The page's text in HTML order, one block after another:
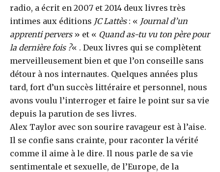
radio, a écrit en 2007 et 2014 deux livres très
intimes aux éditions JC Lattès: « Journal d’un
apprenti pervers» et « Quand as-tu vu ton père pour
la dernière fois ?« . Deux livres qui se complètent
merveilleusement bien et que l’on conseille sans
détour à nos internautes. Quelques années plus
tard, fort d’un succès littéraire et personnel, nous
avons voulu l’interroger et faire le point sur sa vie
depuis la parution de ses livres.
Alex Taylor avec son sourire ravageur est à l’aise.
Il se confie sans crainte, pour raconter la vérité
comme il aime à le dire. Il nous parle de sa vie
sentimentale et sexuelle, de l’Europe, de la